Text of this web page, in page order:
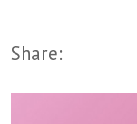
Share: